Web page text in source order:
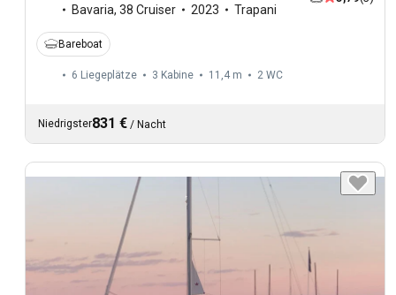
Bavaria, 38 Cruiser 2023 Trapani
Bareboat
6 Liegeplätze 3 Kabine 11,4 m 2 WC
Niedrigster831 € / Nacht